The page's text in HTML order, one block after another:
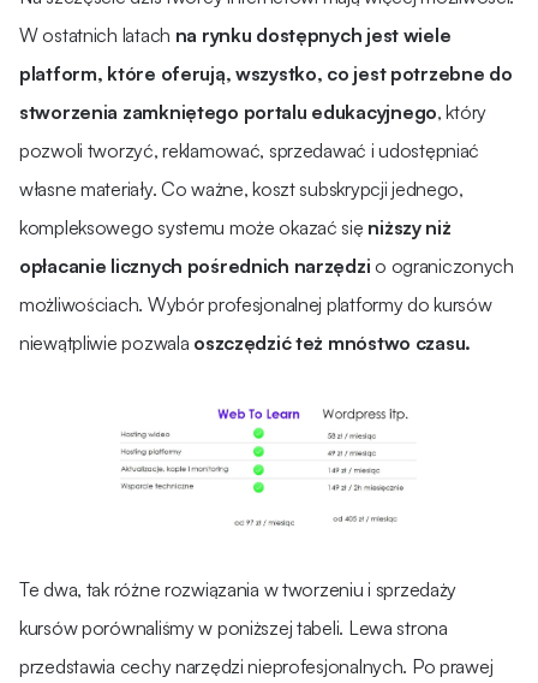
W ostatnich latach na rynku dostępnych jest wiele
platform, które oferują, wszystko, co jest potrzebne do
stworzenia zamkniętego portalu edukacyjnego, który
pozwoli tworzyć, reklamować, sprzedawać i udostępniać
własne materiały. Co ważne, koszt subskrypcji jednego,
kompleksowego systemu może okazać się niższy niż
opłacanie licznych pośrednich narzędzi o ograniczonych
możliwościach. Wybór profesjonalnej platformy do kursów
niewątpliwie pozwala oszczędzić też mnóstwo czasu.
Te dwa, tak różne rozwiązania w tworzeniu i sprzedaży
kursów porównaliśmy w poniższej tabeli. Lewa strona
przedstawia cechy narzędzi nieprofesjonalnych. Po prawej